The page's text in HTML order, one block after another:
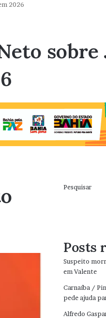
2026
Pesquisar
Posts
Suspeito
em Valente
Carnaíba /
pede ajuda
Alfredo